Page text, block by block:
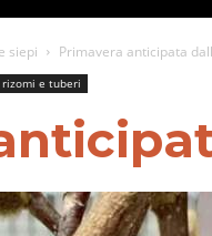
siepi Primavera anticipata
rizomi e tuberi